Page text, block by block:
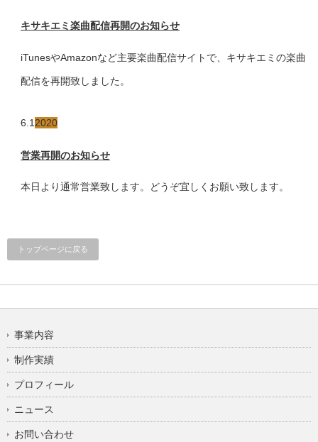
キサキエミ楽曲配信再開のお知らせ
iTunesやAmazonなど主要楽曲配信サイトで、キサキエミの楽曲
配信を再開致しました。
6.1 2020
営業再開のお知らせ
本日より通常営業致します。どうぞ宜しくお願い致します。
トップページに戻る
事業内容
制作実績
プロフィール
ニュース
お問い合わせ